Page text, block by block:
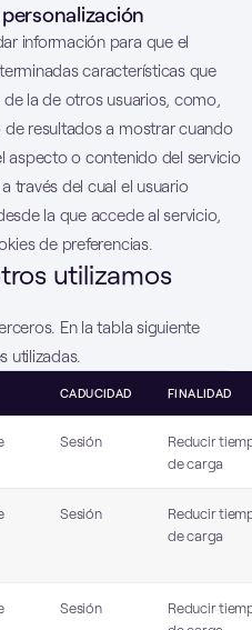
información para que el
características que
la de otros usuarios, como,
resultados a mostrar cuando
aspecto o contenido del servicio
través del cual el usuario
la que accede al servicio,
de preferencias.
utilizamos
En la tabla siguiente
utilizadas.
CADUCIDAD FINALIDAD
Sesión
Reducir
de carga
Sesión
Reducir
de carga
Sesión
Reducir